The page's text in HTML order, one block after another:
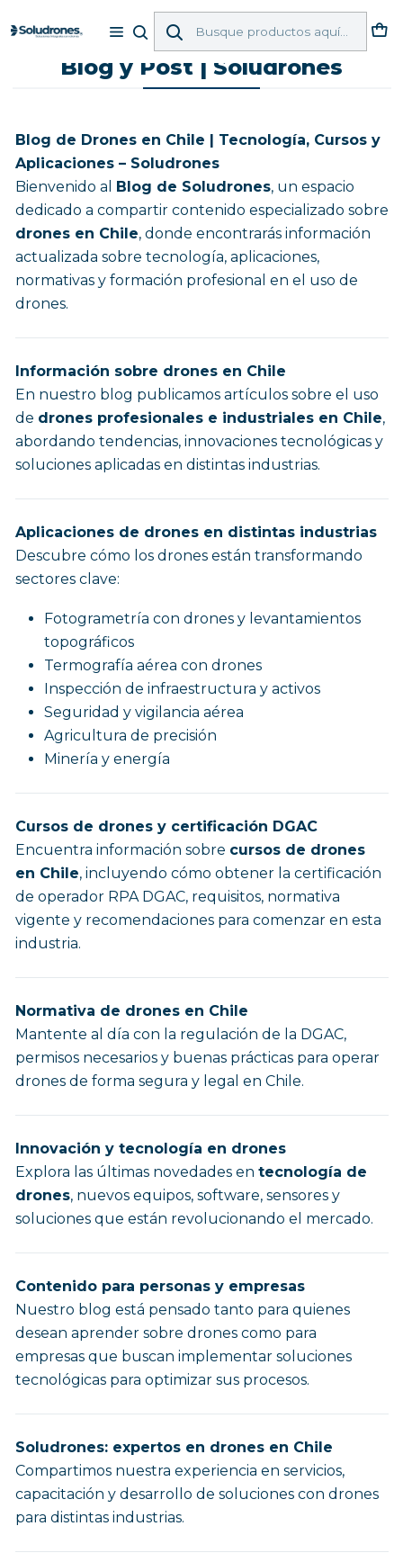
Blog y Post | Soludrones
Blog de Drones en Chile | Tecnología, Cursos y
Aplicaciones – Soludrones
Bienvenido al Blog de Soludrones, un espacio
dedicado a compartir contenido especializado sobre
drones en Chile, donde encontrarás información
actualizada sobre tecnología, aplicaciones,
normativas y formación profesional en el uso de
drones.
Información sobre drones en Chile
En nuestro blog publicamos artículos sobre el uso
de drones profesionales e industriales en Chile,
abordando tendencias, innovaciones tecnológicas y
soluciones aplicadas en distintas industrias.
Aplicaciones de drones en distintas industrias
Descubre cómo los drones están transformando
sectores clave:
Fotogrametría con drones y levantamientos
topográficos
Termografía aérea con drones
Inspección de infraestructura y activos
Seguridad y vigilancia aérea
Agricultura de precisión
Minería y energía
Cursos de drones y certificación DGAC
Encuentra información sobre cursos de drones
en Chile, incluyendo cómo obtener la certificación
de operador RPA DGAC, requisitos, normativa
vigente y recomendaciones para comenzar en esta
industria.
Normativa de drones en Chile
Mantente al día con la regulación de la DGAC,
permisos necesarios y buenas prácticas para operar
drones de forma segura y legal en Chile.
Innovación y tecnología en drones
Explora las últimas novedades en tecnología de
drones, nuevos equipos, software, sensores y
soluciones que están revolucionando el mercado.
Contenido para personas y empresas
Nuestro blog está pensado tanto para quienes
desean aprender sobre drones como para
empresas que buscan implementar soluciones
tecnológicas para optimizar sus procesos.
Soludrones: expertos en drones en Chile
Compartimos nuestra experiencia en servicios,
capacitación y desarrollo de soluciones con drones
para distintas industrias.